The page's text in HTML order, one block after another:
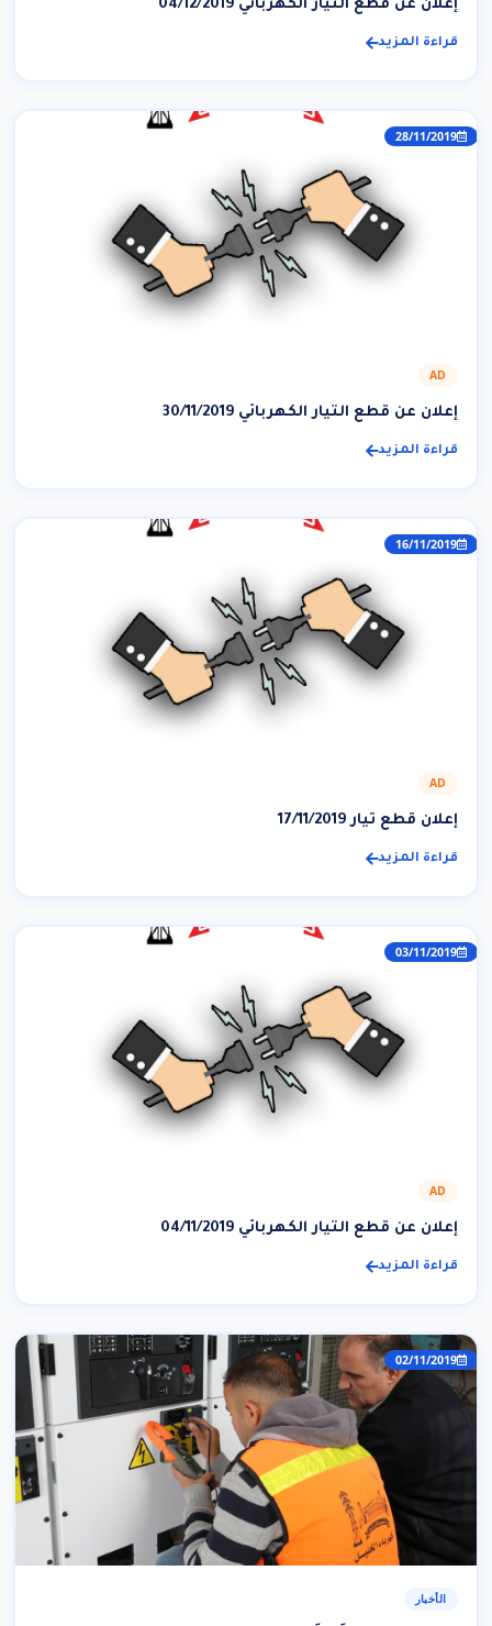
إعلان عن قطع التيار الكهربائي 04/12/2019
قراءة المزيد
28/11/2019
AD
إعلان عن قطع التيار الكهربائي 30/11/2019
قراءة المزيد
16/11/2019
AD
إعلان قطع تيار 17/11/2019
قراءة المزيد
03/11/2019
AD
إعلان عن قطع التيار الكهربائي 04/11/2019
قراءة المزيد
02/11/2019
الأخبار